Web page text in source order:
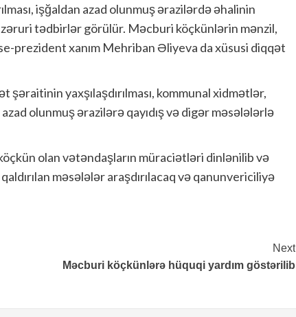
işğaldan azad olunmuş ərazilərdə əhalinin
zəruri tədbirlər görülür. Məcburi köçkünlərin mənzil,
prezident xanım Mehriban Əliyeva da xüsusi diqqət
yaxşılaşdırılması, kommunal xidmətlər,
olunmuş ərazilərə qayıdış və digər məsələlərlə
olan vətəndaşların müraciətləri dinlənilib və
məsələlər araşdırılacaq və qanunvericiliyə
Next
Məcburi köçkünlərə hüquqi yardım göstərilib